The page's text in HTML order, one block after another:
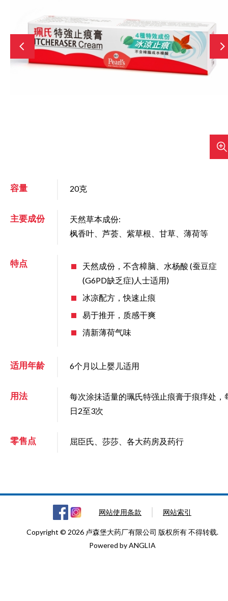
容量 20克
主要成份
天然草本成份:
枫香叶、芦荟、紫草根、甘草、薄荷等
特点
天然成份，不含樟脑、水杨酸 (蚕豆症
(G6PD缺乏症)人士适用)
冰凉配方，快速止痕
易于推开，质感干爽
清新薄荷气味
适用年龄 6个月以上婴儿适用
用法
每次涂抺适量的珮氏特强止痕膏于痕痒处，
日2至3次
零售点 屈臣氏、莎莎、各大药房及药行
网站使用条款 网站索引
Copyright © 2026 卢森堡大药厂有限公司 版权所有 不得转载.
Powered byANGLIA